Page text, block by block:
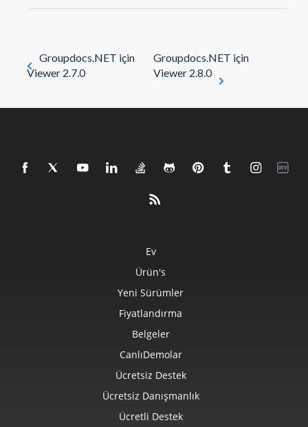
Groupdocs.NET için
Viewer 2.7.0
Groupdocs.NET için
Viewer 2.8.0
Ev
Ürün's
Yeni Sürümler
Fiyatlandırma
Belgeler
CanlıDemolar
Ücretsiz Destek
Ücretsiz Danışmanlık
Ücretli Destek